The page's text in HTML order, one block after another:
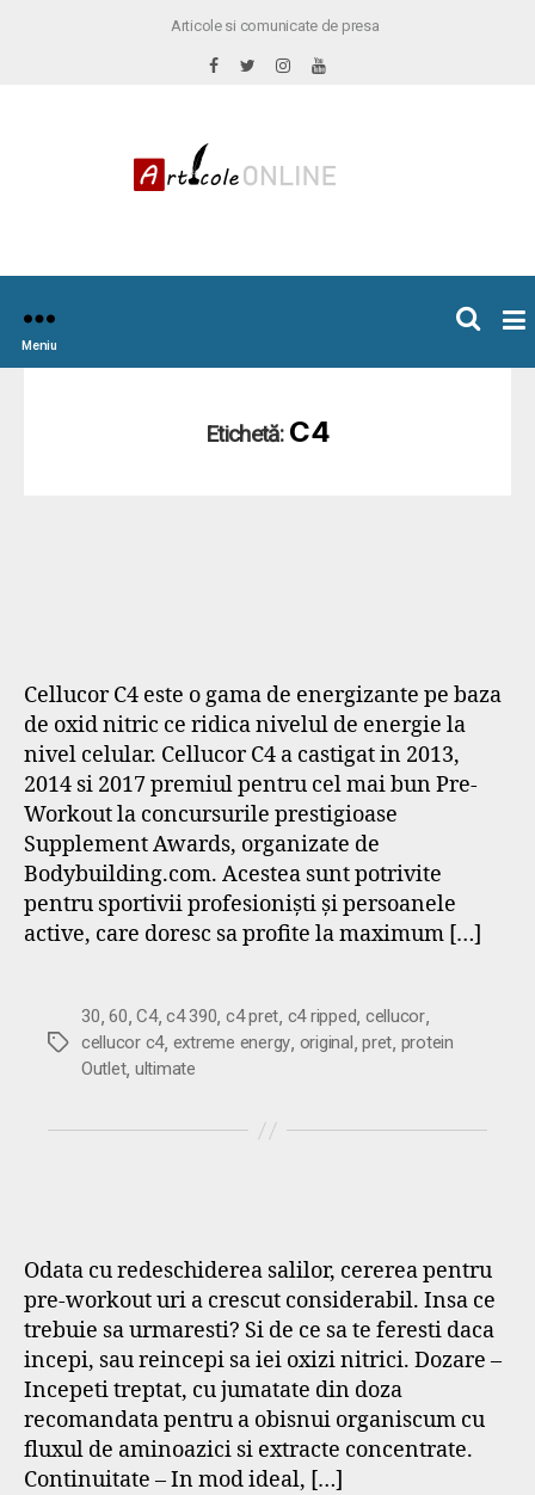
Articole si comunicate de presa
Meniu
Etichetă: C4
Cellucor C4 este o gama de energizante pe baza
de oxid nitric ce ridica nivelul de energie la
nivel celular. Cellucor C4 a castigat in 2013,
2014 si 2017 premiul pentru cel mai bun Pre-
Workout la concursurile prestigioase
Supplement Awards, organizate de
Bodybuilding.com. Acestea sunt potrivite
pentru sportivii profesioniști și persoanele
active, care doresc sa profite la maximum […]
Etichete
30, 60, C4, c4 390, c4 pret, c4 ripped, cellucor,
cellucor c4, extreme energy, original,pret, protein
Outlet, ultimate
Odata cu redeschiderea salilor, cererea pentru
pre-workout uri a crescut considerabil. Insa ce
trebuie sa urmaresti? Si de ce sa te feresti daca
incepi, sau reincepi sa iei oxizi nitrici. Dozare –
Incepeti treptat, cu jumatate din doza
recomandata pentru a obisnui organiscum cu
fluxul de aminoazici si extracte concentrate.
Continuitate – In mod ideal, […]